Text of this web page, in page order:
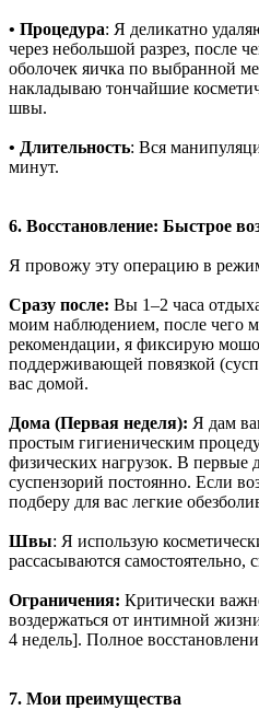
• Процедура: Я деликатно
через небольшой разрез, после
оболочек яичка по выбранной
накладываю тончайшие
швы.
• Длительность: Вся
минут.
6. Восстановление: Быстрое
Я провожу эту операцию в
Сразу после: Вы 1–2 часа
моим наблюдением, после чего
рекомендации, я фиксирую
поддерживающей повязкой
вас домой.
Дома (Первая неделя): Я дам
простым гигиеническим
физических нагрузок. В первые
суспензорий постоянно. Если
подберу для вас легкие
Швы: Я использую
рассасываются самостоятельно,
Ограничения: Критически
воздержаться от интимной
4 недель]. Полное
7. Мои преимущества